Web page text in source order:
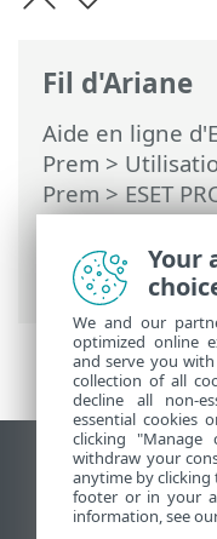
Fil d'Ariane
Aide en ligne
Prem >
Prem>ESET
principal>Plus
dynamique>
groupe
Afficher le site
End of Life
Base de
Your
We and our
optimized online
and serve you
collection of all
decline all non-
essential cookies
clicking
withdraw your
anytime by clicking
footer or in your
information, see